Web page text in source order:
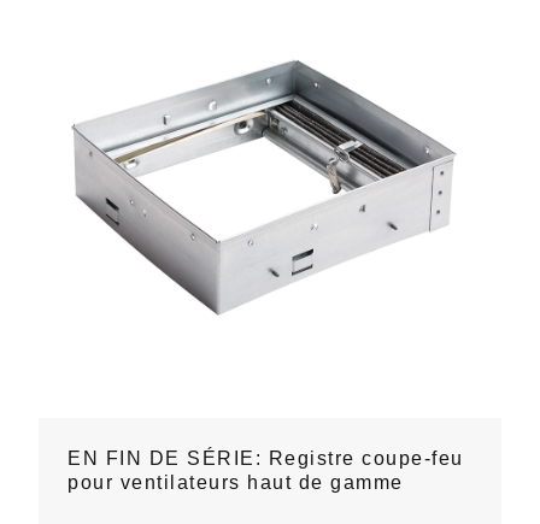
EN FIN DE SÉRIE: Registre coupe-feu
pour ventilateurs haut de gamme